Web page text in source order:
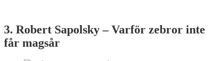
3. Robert Sapolsky – Varför zebror inte
får magsår